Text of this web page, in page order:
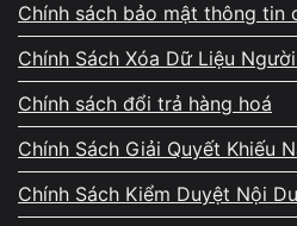
Windows xử lý âm thanh
Một số phiên bản Windows
chưa tốt, khiếnlỗi tai nghe
hiện rõ khi xem video hoặc họp
Chính sách bảo mật thông tin
Chính Sách Xóa Dữ Liệu
Chính sách đổi trả hàng hoá
Chính Sách Giải Quyết Khiếu
Chính Sách Kiểm Duyệt Nội